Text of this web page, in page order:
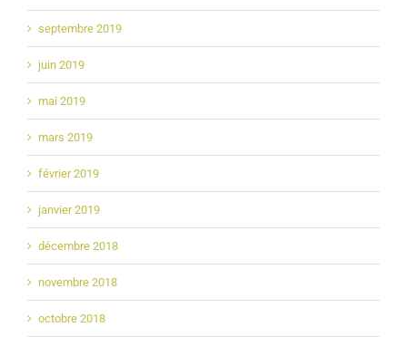
septembre 2019
juin 2019
mai 2019
mars 2019
février 2019
janvier 2019
décembre 2018
novembre 2018
octobre 2018